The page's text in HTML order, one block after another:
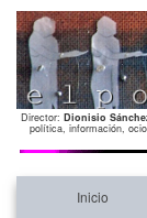
Director: Dionisio
política, información,
Inicio